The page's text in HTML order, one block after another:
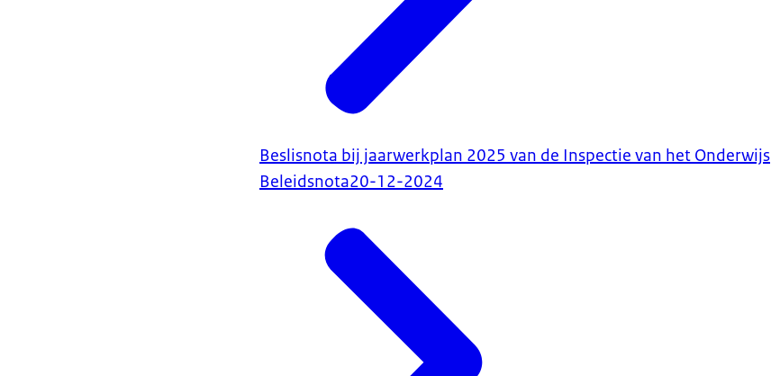
Beslisnota bij jaarwerkplan 2025 van de Inspectie van het Onderwijs
Beleidsnota20-12-2024